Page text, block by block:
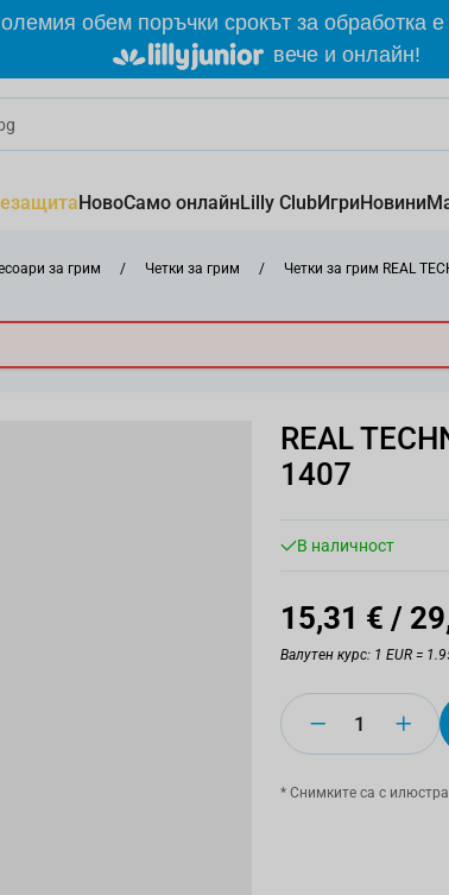
обем поръчки срокът за обработка
вече и онлайн!
НовоСамо онлайнLilly ClubИгриНовини
за грим / Четки за грим / Четки за грим REAL
REAL
1407
В наличност
15,31 € /
Валутен курс: 1 EUR =
Количество
* Снимките са с